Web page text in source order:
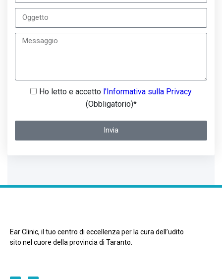
Ho letto e accetto l'Informativa sulla Privacy
(Obbligatorio)*
Invia
Ear Clinic, il tuo centro di eccellenza per la cura dell’udito
sito nel cuore della provincia di Taranto.